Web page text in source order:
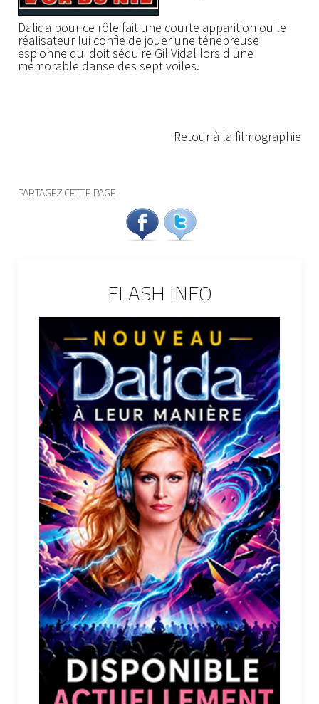
Dalida pour ce rôle fait une courte apparition ou le
réalisateur lui confie de jouer une ténébreuse
espionne qui doit séduire Gil Vidal lors d'une
mémorable danse des sept voiles.
Retour à la filmographie
PARTAGEZ CETTE PAGE
FLASH INFO